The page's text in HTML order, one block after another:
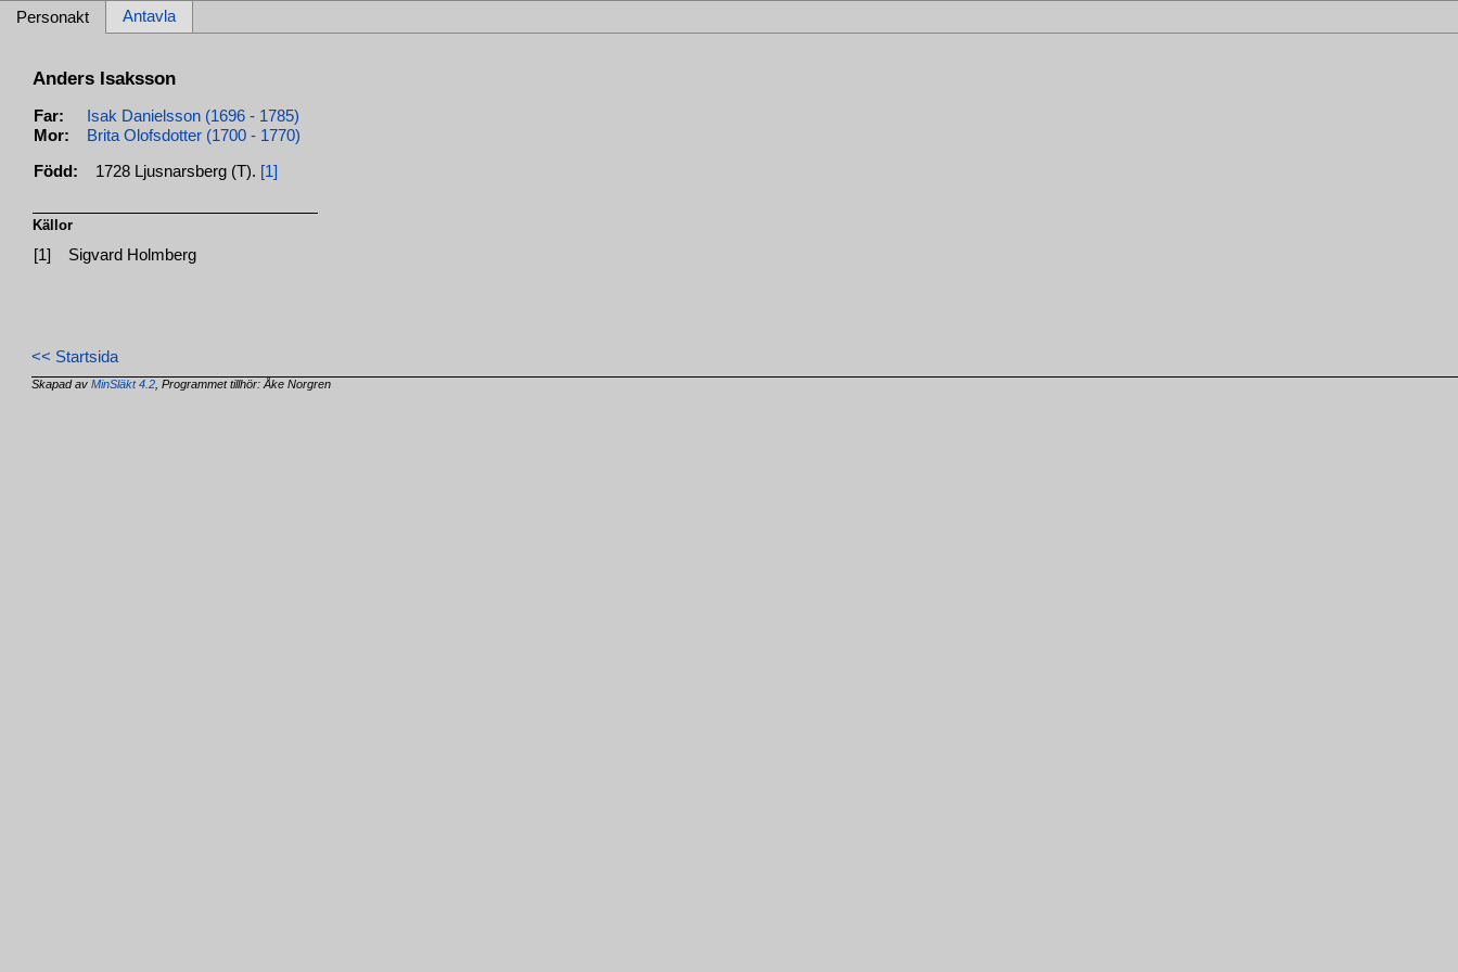
Personakt Antavla
Anders Isaksson
Far:
Isak Danielsson (1696 - 1785)
Mor:
Brita Olofsdotter (1700 - 1770)
Född: 1728 Ljusnarsberg (T). [1]
Källor
[1] Sigvard Holmberg
<< Startsida
Skapad avMinSläkt 4.2 , Programmet tillhör: Åke Norgren